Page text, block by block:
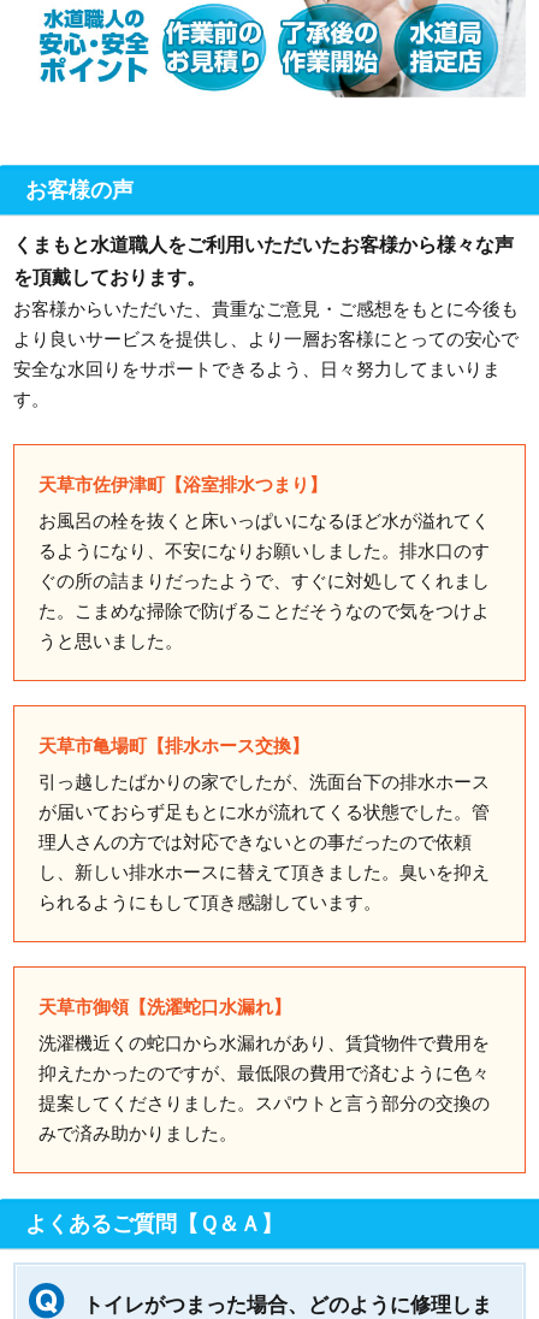
お客様の声
くまもと水道職人をご利用いただいたお客様から様々な声
を頂戴しております。
お客様からいただいた、貴重なご意見・ご感想をもとに今後も
より良いサービスを提供し、より一層お客様にとっての安心で
安全な水回りをサポートできるよう、日々努力してまいりま
す。
天草市佐伊津町【浴室排水つまり】
お風呂の栓を抜くと床いっぱいになるほど水が溢れてく
るようになり、不安になりお願いしました。排水口のす
ぐの所の詰まりだったようで、すぐに対処してくれまし
た。こまめな掃除で防げることだそうなので気をつけよ
うと思いました。
天草市亀場町【排水ホース交換】
引っ越したばかりの家でしたが、洗面台下の排水ホース
が届いておらず足もとに水が流れてくる状態でした。管
理人さんの方では対応できないとの事だったので依頼
し、新しい排水ホースに替えて頂きました。臭いを抑え
られるようにもして頂き感謝しています。
天草市御領【洗濯蛇口水漏れ】
洗濯機近くの蛇口から水漏れがあり、賃貸物件で費用を
抑えたかったのですが、最低限の費用で済むように色々
提案してくださりました。スパウトと言う部分の交換の
みで済み助かりました。
よくあるご質問【Ｑ＆Ａ】
トイレがつまった場合、どのように修理しま